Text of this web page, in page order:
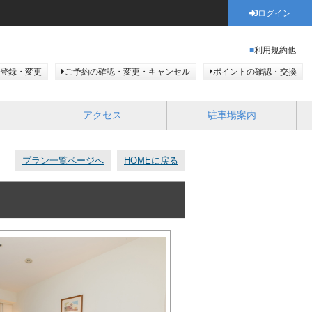
ログイン
利用規約他
録・変更 ご予約の確認・変更・キャンセル ポイントの確認・交換
アクセス 駐車場案内
プラン一覧ページへ HOMEに戻る